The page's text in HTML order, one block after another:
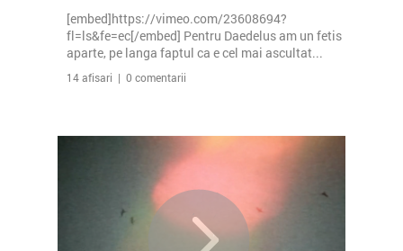
[embed]https://vimeo.com/23608694?
fl=ls&fe=ec[/embed] Pentru Daedelus am un fetis
aparte, pe langa faptul ca e cel mai ascultat...
14 afisari | 0 comentarii